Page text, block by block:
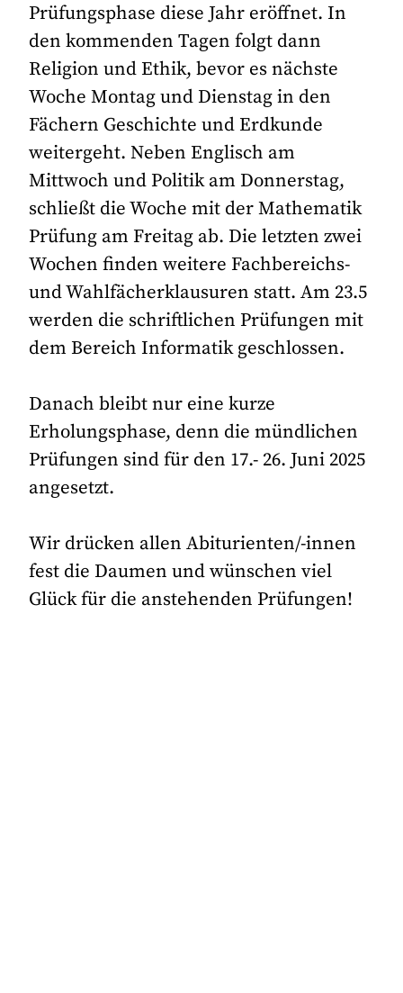
Prüfungsphase diese Jahr eröffnet. In
den kommenden Tagen folgt dann
Religion und Ethik, bevor es nächste
Woche Montag und Dienstag in den
Fächern Geschichte und Erdkunde
weitergeht. Neben Englisch am
Mittwoch und Politik am Donnerstag,
schließt die Woche mit der Mathematik
Prüfung am Freitag ab. Die letzten zwei
Wochen finden weitere Fachbereichs-
und Wahlfächerklausuren statt. Am 23.5
werden die schriftlichen Prüfungen mit
dem Bereich Informatik geschlossen.
Danach bleibt nur eine kurze
Erholungsphase, denn die mündlichen
Prüfungen sind für den 17.- 26. Juni 2025
angesetzt.
Wir drücken allen Abiturienten/-innen
fest die Daumen und wünschen viel
Glück für die anstehenden Prüfungen!